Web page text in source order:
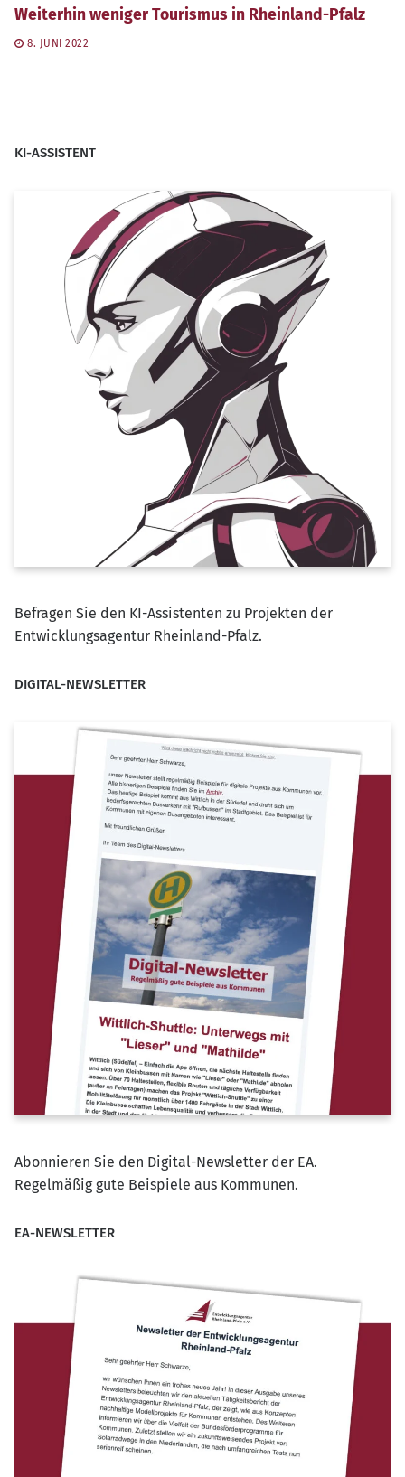
Weiterhin weniger Tourismus in Rheinland-Pfalz
8. JUNI 2022
KI-ASSISTENT
Befragen Sie den KI-Assistenten zu Projekten der
Entwicklungsagentur Rheinland-Pfalz.
DIGITAL-NEWSLETTER
Abonnieren Sie den Digital-Newsletter der EA.
Regelmäßig gute Beispiele aus Kommunen.
EA-NEWSLETTER